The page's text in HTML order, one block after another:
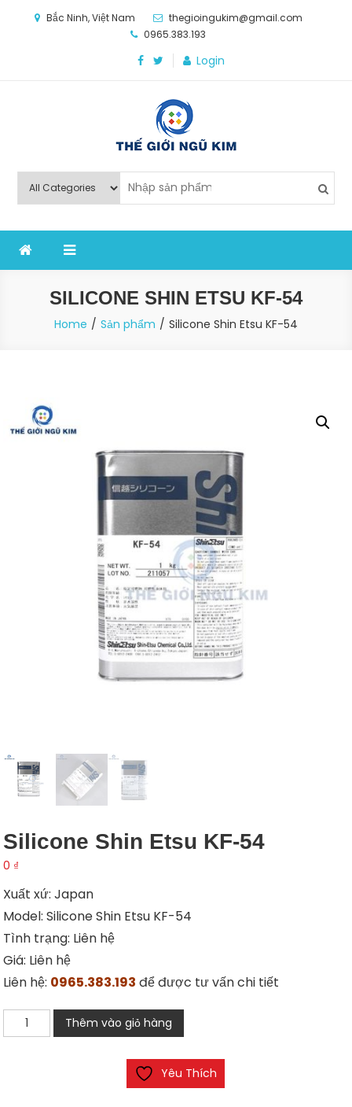
Bắc Ninh, Việt Nam
thegioingukim@gmail.com
0965.383.193
Login
Thế Giới Ngũ Kim
nghiệp sản xuất
SILICONE SHIN ETSU KF-54
Home Sản phẩm Silicone Shin Etsu KF-54
Silicone Shin Etsu KF-54
0 ₫
Xuất xứ: Japan
Model: Silicone Shin Etsu KF-54
Tình trạng: Liên hệ
Giá: Liên hệ
Liên hệ: 0965.383.193 để được tư vấn chi tiết
Silicone
Shin
Thêm vào giỏ hàng
Yêu Thích